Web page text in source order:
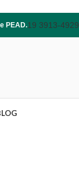
PEAD.19 3913-4929